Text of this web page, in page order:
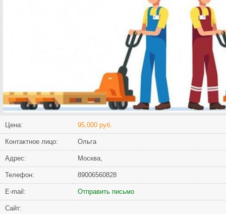
Цена: 95,000 руб.
Контактное лицо: Ольга
Адрес: Москва,
Телефон: 89006560828
Е-mail: Отправить письмо
Сайт: